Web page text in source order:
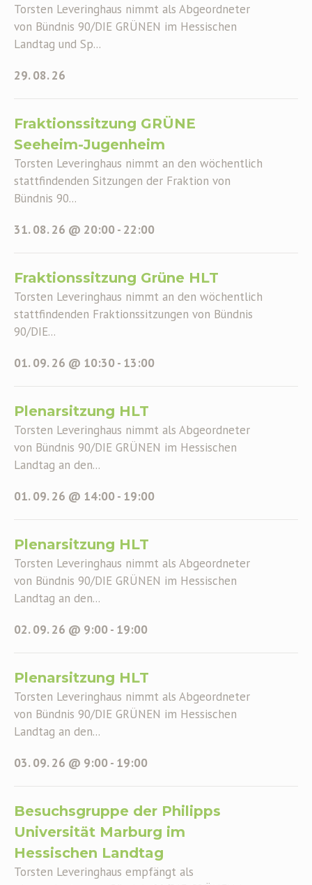
Torsten Leveringhaus nimmt als Abgeordneter
von Bündnis 90/DIE GRÜNEN im Hessischen
Landtag und Sp...
29. 08. 26
Fraktionssitzung GRÜNE
Seeheim-Jugenheim
Torsten Leveringhaus nimmt an den wöchentlich
stattfindenden Sitzungen der Fraktion von
Bündnis 90...
31. 08. 26 @ 20:00- 22:00
Fraktionssitzung Grüne HLT
Torsten Leveringhaus nimmt an den wöchentlich
stattfindenden Fraktionssitzungen von Bündnis
90/DIE...
01. 09. 26 @ 10:30- 13:00
Plenarsitzung HLT
Torsten Leveringhaus nimmt als Abgeordneter
von Bündnis 90/DIE GRÜNEN im Hessischen
Landtag an den...
01. 09. 26 @ 14:00- 19:00
Plenarsitzung HLT
Torsten Leveringhaus nimmt als Abgeordneter
von Bündnis 90/DIE GRÜNEN im Hessischen
Landtag an den...
02. 09. 26 @ 9:00- 19:00
Plenarsitzung HLT
Torsten Leveringhaus nimmt als Abgeordneter
von Bündnis 90/DIE GRÜNEN im Hessischen
Landtag an den...
03. 09. 26 @ 9:00- 19:00
Besuchsgruppe der Philipps
Universität Marburg im
Hessischen Landtag
Torsten Leveringhaus empfängt als